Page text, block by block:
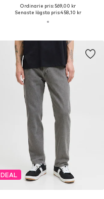
Ordinarie pris: 569,00 kr
Senaste lägsta pris:458,10 kr
DEAL